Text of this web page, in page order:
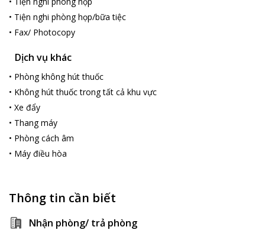
• Tiện nghi phòng họp/bữa tiệc
• Fax/ Photocopy
Dịch vụ khác
• Phòng không hút thuốc
• Không hút thuốc trong tất cả khu vực
• Xe đẩy
• Thang máy
• Phòng cách âm
• Máy điều hòa
Thông tin cần biết
Nhận phòng/ trả phòng